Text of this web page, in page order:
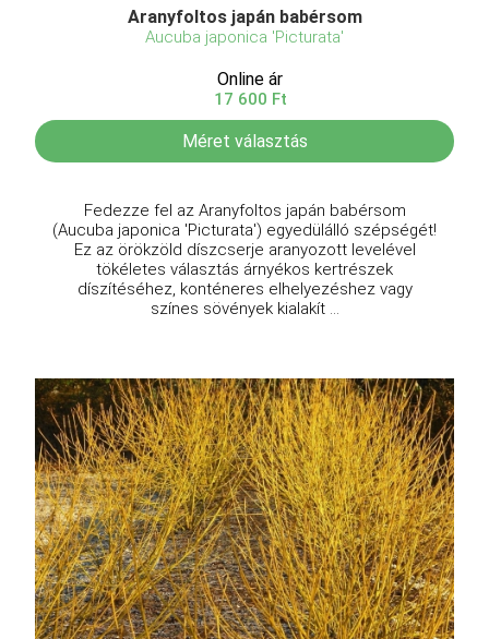
Aranyfoltos japán babérsom
Aucuba japonica 'Picturata'
Online ár
17 600 Ft
Méret választás
Fedezze fel az Aranyfoltos japán babérsom
(Aucuba japonica 'Picturata') egyedülálló szépségét!
Ez az örökzöld díszcserje aranyozott levelével
tökéletes választás árnyékos kertrészek
díszítéséhez, konténeres elhelyezéshez vagy
színes sövények kialakít ...